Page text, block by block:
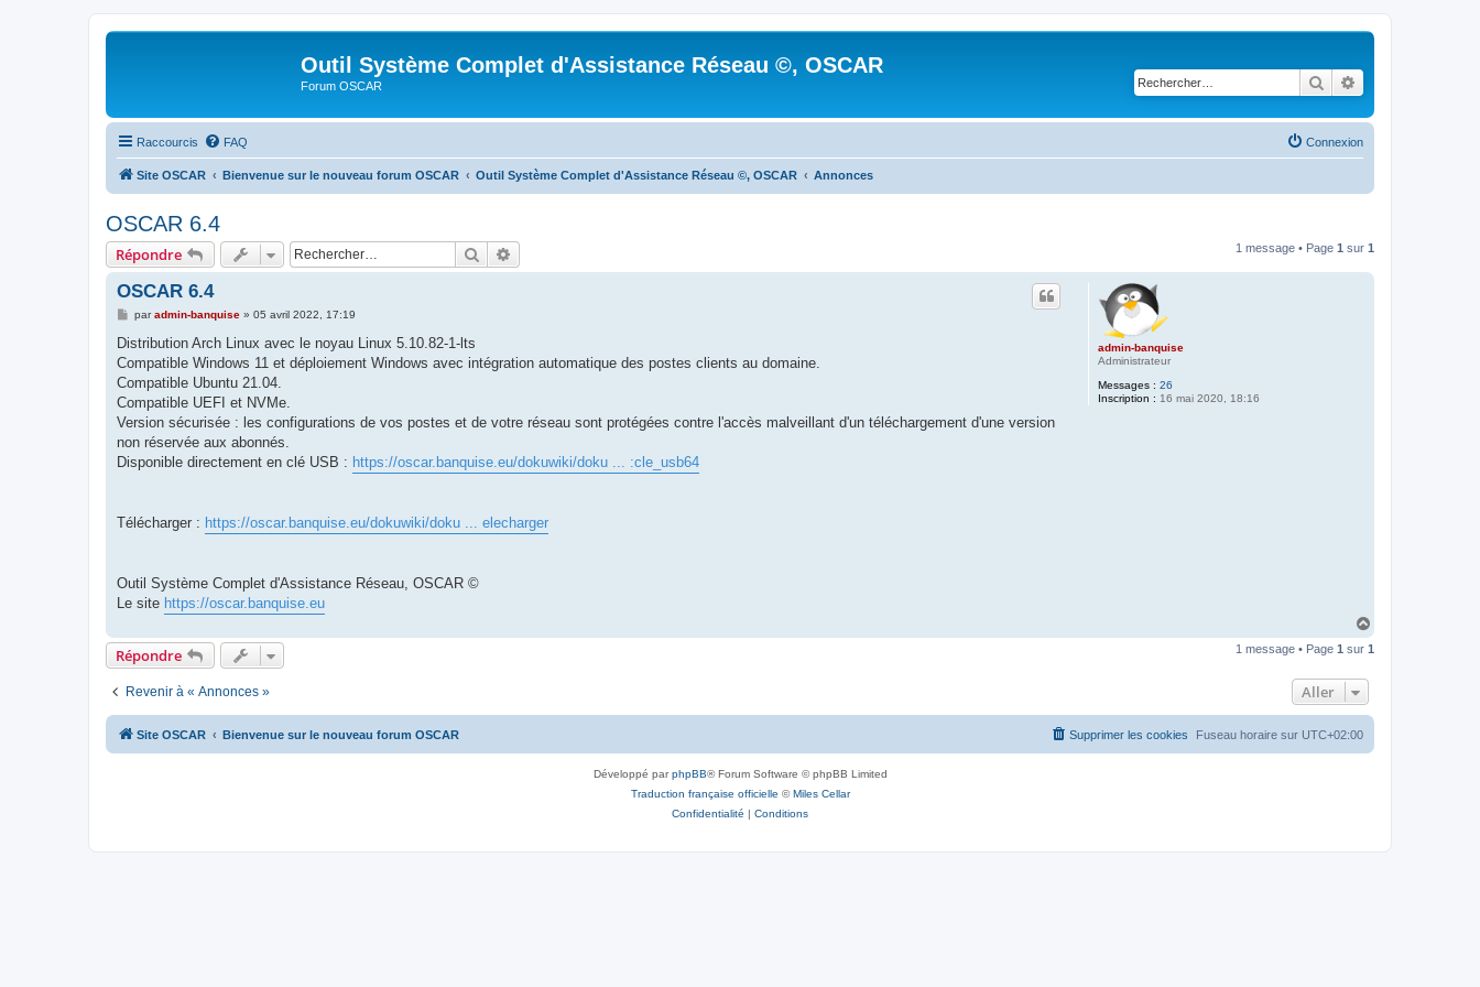
Outil Système Complet d'Assistance Réseau ©, OSCAR
Forum OSCAR Rechercher
Raccourcis FAQ Connexion
Site OSCAR Bienvenue sur le nouveau forum OSCAR Outil Système Complet d'Assistance Réseau ©, OSCAR Annonces
OSCAR 6.4
Répondre Rechercher 1 message • Page 1 sur 1
admin-banquise
Administrateur
Messages : 26
Inscription : 16 mai 2020, 18:16
OSCAR 6.4
M
s
a
g
paradmin-banquise» 05 avril 2022, 17:19
Distribution Arch Linux avec le noyau Linux 5.10.82-1-lts
Compatible Windows 11 et déploiement Windows avec intégration automatique des postes clients au domaine.
Compatible Ubuntu 21.04.
Compatible UEFI et NVMe.
Version sécurisée : les configurations de vos postes et de votre réseau sont protégées contre l'accès malveillant d'un téléchargement d'une version
non réservée aux abonnés.
Disponible directement en clé USB : https://oscar.banquise.eu/dokuwiki/doku ... :cle_usb64
Télécharger : https://oscar.banquise.eu/dokuwiki/doku ... elecharger
Outil Système Complet d'Assistance Réseau, OSCAR ©
Le site https://oscar.banquise.eu
u
Répondre 1 message • Page 1 sur 1
Revenir à « Annonces » Aller
Site OSCAR Bienvenue sur le nouveau forum OSCAR Fuseau horaire sur UTC+02:00
Supprimer les cookies
Développé parphpBB® Forum Software © phpBB Limited
Traduction française officielle ©Miles Cellar
Confidentialité | Conditions